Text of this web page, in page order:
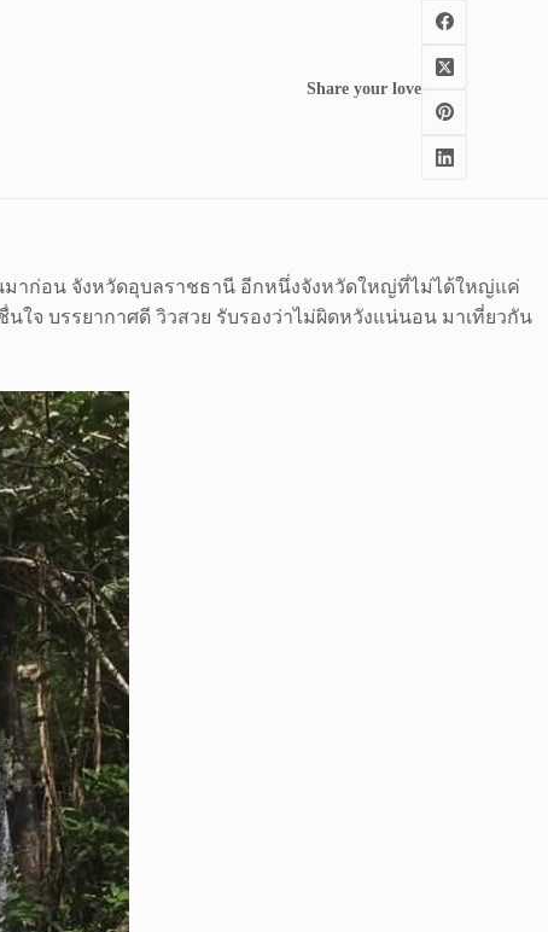
Share your love
าก่อน จังหวัดอุบลราชธานี อีกหนึ่งจังหวัดใหญ่ที่ไม่ได้ใหญ่แค่
ใจ บรรยากาศดี วิวสวย รับรองว่าไม่ผิดหวังแน่นอน มาเที่ยวกัน